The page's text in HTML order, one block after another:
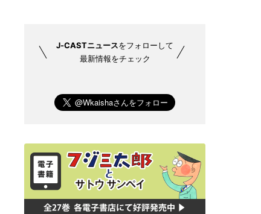
J-CASTニュースをフォローして
最新情報をチェック